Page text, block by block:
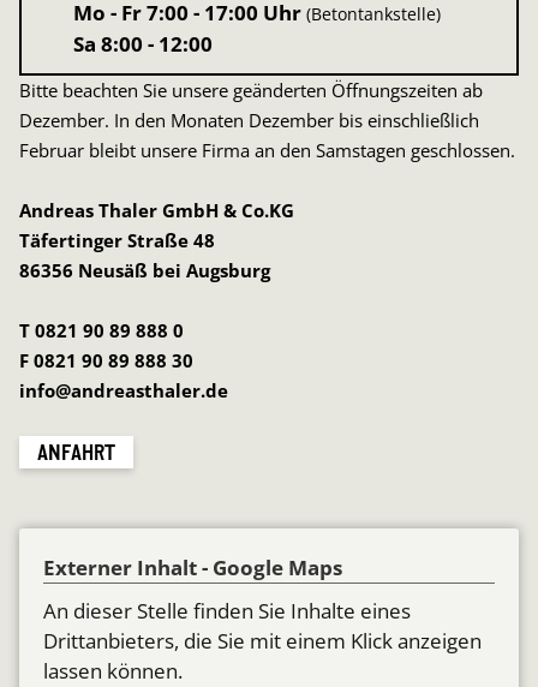
Mo - Fr7:00 - 17:00 Uhr (Betontankstelle)
Sa 8:00 - 12:00
Bitte beachten Sie unsere geänderten Öffnungszeiten ab
Dezember. In den Monaten Dezember bis einschließlich
Februar bleibt unsere Firma an den Samstagen geschlossen.
Andreas Thaler GmbH & Co.KG
Täfertinger Straße 48
86356 Neusäß bei Augsburg
T 0821 90 89 888 0
F 0821 90 89 888 30
info@andreasthaler.de
ANFAHRT
Externer Inhalt - Google Maps
An dieser Stelle finden Sie Inhalte eines
Drittanbieters, die Sie mit einem Klick anzeigen
lassen können.